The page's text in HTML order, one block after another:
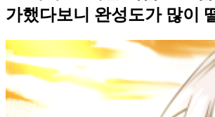
가했다보니 완성도가 많이